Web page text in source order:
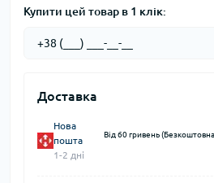
Купити цей товар в 1 клік:
Доставка
Нова
пошта
1-2 дні
Від 60 гривень